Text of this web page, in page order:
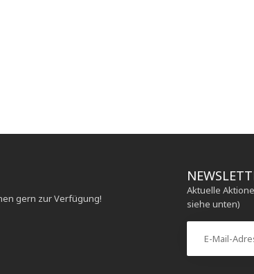
gern zur Verfügung!
Aktuelle
siehe unten)